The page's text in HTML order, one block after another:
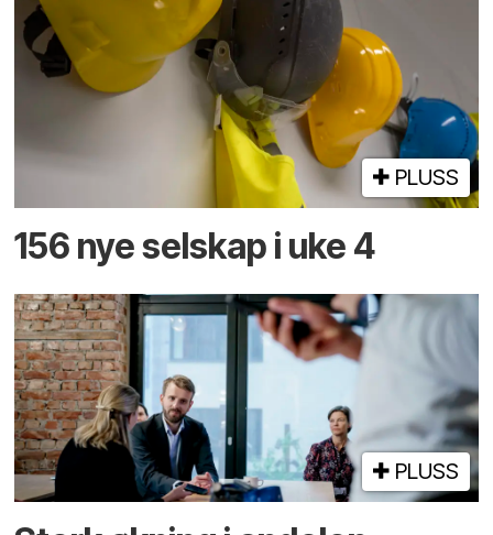
PLUSS
156 nye selskap i uke 4
PLUSS